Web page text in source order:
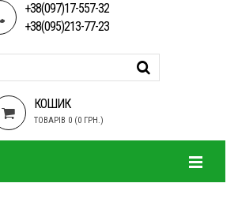
+38(097)17-557-32
+38(095)213-77-23
КОШИК
ТОВАРІВ 0 (0 ГРН.)